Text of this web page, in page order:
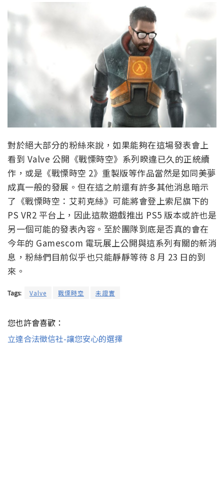
對於絕大部分的粉絲來說，如果能夠在這場發表會上
看到 Valve 公開《戰慄時空》系列睽違已久的正統續
作，或是《戰慄時空 2》重製版等作品當然是如同美夢
成真一般的發展。但在這之前還有許多其他消息暗示
了《戰慄時空：艾莉克絲》可能將會登上索尼旗下的
PS VR2 平台上，因此這款遊戲推出 PS5 版本或許也是
另一個可能的發表內容。至於團隊到底是否真的會在
今年的 Gamescom 電玩展上公開與這系列有關的新消
息，粉絲們目前似乎也只能靜靜等待 8 月 23 日的到
來。
Tags: Valve 戰慄時空 未證實
您也許會喜歡：
立達合法徵信社-讓您安心的選擇